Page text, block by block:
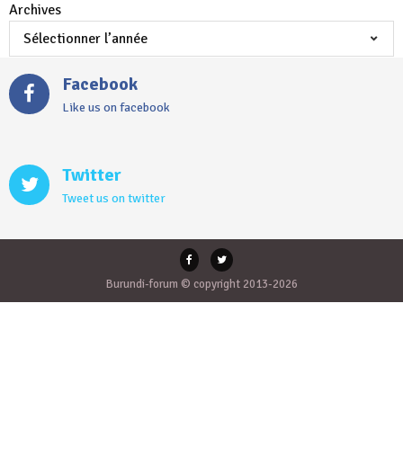
Archives
Facebook
Like us on facebook
Twitter
Tweet us on twitter
Burundi-forum © copyright 2013-2026